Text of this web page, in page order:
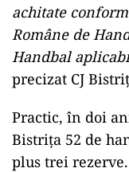
achitate
Române de
Handbal
precizat CJ
Practic, în doi
Bistrița 52 de
plus trei